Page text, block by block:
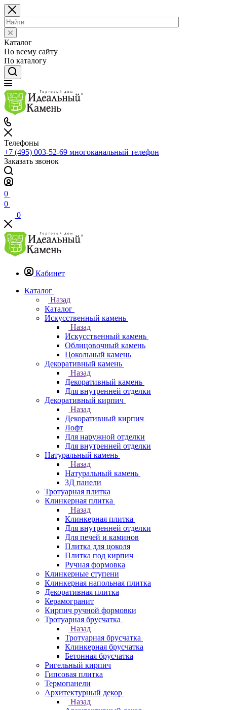
Каталог
По всему сайту
По каталогу
Телефоны
+7 (495) 003-52-69 многоканальный телефон
Заказать звонок
0
0
0
Кабинет
Каталог
Назад
Каталог
Искусственный камень
Назад
Искусственный камень
Облицовочный камень
Цокольный камень
Декоративный камень
Назад
Декоративный камень
Для внутренней отделки
Декоративный кирпич
Назад
Декоративный кирпич
Лофт
Для наружной отделки
Для внутренней отделки
Натуральный камень
Назад
Натуральный камень
3Д панели
Тротуарная плитка
Клинкерная плитка
Назад
Клинкерная плитка
Для внутренней отделки
Для печей и каминов
Плитка для цоколя
Плитка под кирпич
Ручная формовка
Клинкерные ступени
Клинкерная напольная плитка
Декоративная плитка
Керамогранит
Кирпич ручной формовки
Тротуарная брусчатка
Назад
Тротуарная брусчатка
Клинкерная брусчатка
Бетонная брусчатка
Ригельный кирпич
Гипсовая плитка
Термопанели
Архитектурный декор
Назад